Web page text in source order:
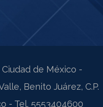
de México -
Benito Juárez, C.P.
- Tel. 5553404600